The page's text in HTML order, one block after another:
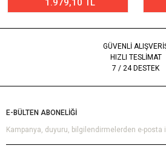
1.979,10 TL
GÜVENLİ
HIZLI TESLİMAT
7 / 24 DESTEK
E-BÜLTEN ABONELİĞİ
Kampanya, duyuru, bilgilendirmelerden e-posta